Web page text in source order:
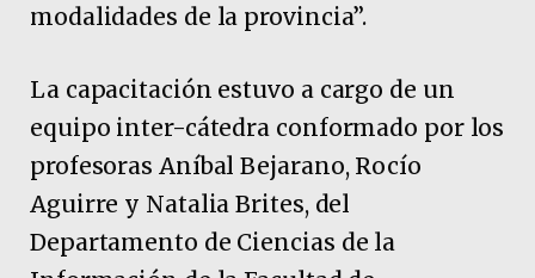
modalidades de la provincia”.
La capacitación estuvo a cargo de un
equipo inter-cátedra conformado por los
profesoras Aníbal Bejarano, Rocío
Aguirre y Natalia Brites, del
Departamento de Ciencias de la